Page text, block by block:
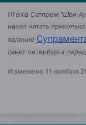
птаха Сатпрем "Шри
начал читать
явление
санкт петербурга
Изменено 11 ноября